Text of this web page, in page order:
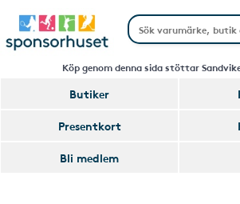
Köp genom denna sida stöttar
Butiker
Presentkort
Bli medlem